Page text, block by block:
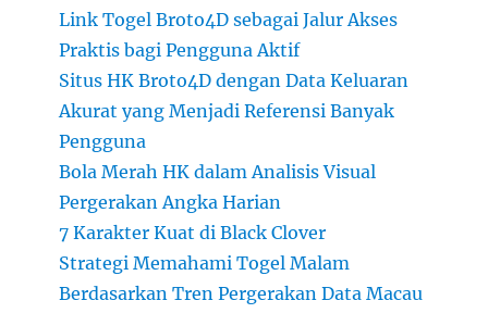
Link Togel Broto4D sebagai Jalur Akses
Praktis bagi Pengguna Aktif
Situs HK Broto4D dengan Data Keluaran
Akurat yang Menjadi Referensi Banyak
Pengguna
Bola Merah HK dalam Analisis Visual
Pergerakan Angka Harian
7 Karakter Kuat di Black Clover
Strategi Memahami Togel Malam
Berdasarkan Tren Pergerakan Data Macau